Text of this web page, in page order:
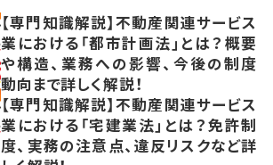
【専門知識解説】不動産関連サービス
業における「都市計画法」とは？概要
や構造、業務への影響、今後の制度
動向まで詳しく解説！
【専門知識解説】不動産関連サービス
業における「宅建業法」とは？免許制
度、実務の注意点、違反リスクなど詳